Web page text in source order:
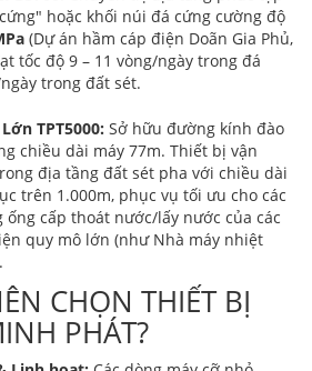
hoặc khối núi đá cứng cường độ
(Dự án hầm cáp điện Doãn Gia Phủ,
tốc độ 9 – 11 vòng/ngày trong đá
trong đất sét.
TPT5000: Sở hữu đường kính đào
chiều dài máy 77m. Thiết bị vận
địa tầng đất sét pha với chiều dài
trên 1.000m, phục vụ tối ưu cho các
ống cấp thoát nước/lấy nước của các
quy mô lớn (như Nhà máy nhiệt
CHỌN THIẾT BỊ
PHÁT?